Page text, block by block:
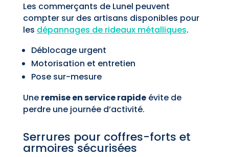
Les commerçants de Lunel peuvent
compter sur des artisans disponibles pour
les dépannages de rideaux métalliques.
Déblocage urgent
Motorisation et entretien
Pose sur-mesure
Une remise en service rapideévite de
perdre une journée d’activité.
Serrures pour coffres-forts et
armoires sécurisées